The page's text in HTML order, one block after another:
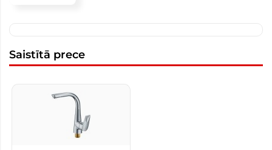
Saistītā prece